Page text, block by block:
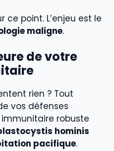
ce point. L’enjeu est le
maligne.
de votre
rien ? Tout
vos défenses
robuste
hominis
pacifique.